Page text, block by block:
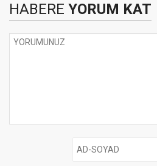
HABERE YORUM KAT